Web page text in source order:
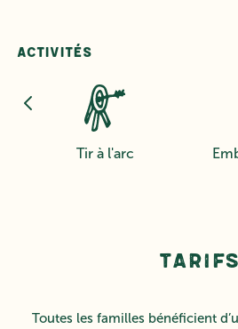
Activités
Embarcations nautiques
Tarifs
Toutes les familles bénéficient